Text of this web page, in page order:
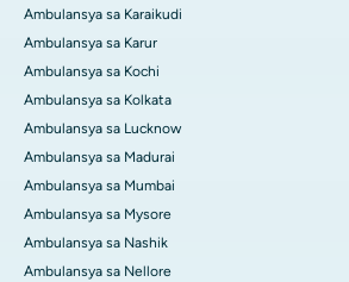
Ambulansya sa Karaikudi
Ambulansya sa Karur
Ambulansya sa Kochi
Ambulansya sa Kolkata
Ambulansya sa Lucknow
Ambulansya sa Madurai
Ambulansya sa Mumbai
Ambulansya sa Mysore
Ambulansya sa Nashik
Ambulansya sa Nellore